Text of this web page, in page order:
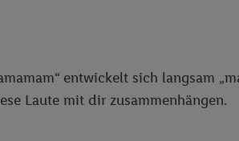
entwickelt sich langsam
Laute mit dir zusammenhängen.